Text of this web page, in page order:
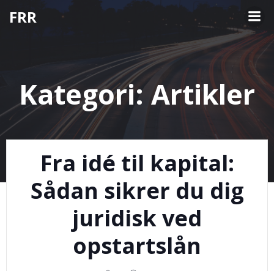
Videre
FRR
Kategori:Artikler
Fra idé til kapital:
Sådan sikrer du dig
juridisk ved
opstartslån